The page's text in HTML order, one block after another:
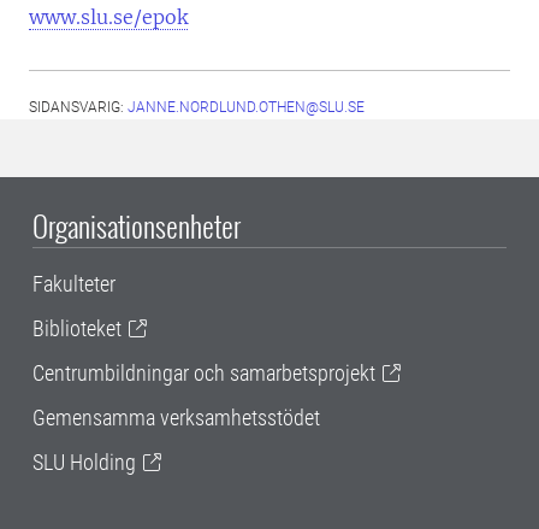
www.slu.se/epok
SIDANSVARIG: JANNE.NORDLUND.OTHEN@SLU.SE
Organisationsenheter
Fakulteter
Biblioteket
Centrumbildningar och samarbetsprojekt
Gemensamma verksamhetsstödet
SLU Holding